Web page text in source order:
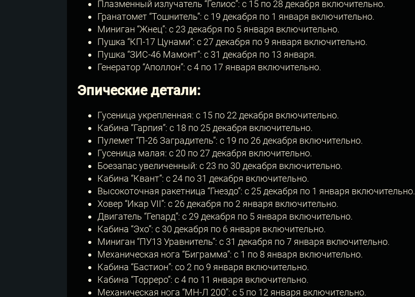
Плазменный излучатель “Гелиос”: с 15 по 28 декабря включительно.
Гранатомет “Тошнитель”: с 19 декабря по 1 января включительно.
Миниган “Жнец”: с 23 декабря по 5 января включительно.
Пушка “КП-17 Цунами”: с 27 декабря по 9 января включительно.
Пушка “ЗИС-46 Мамонт”: с 31 декабря по 13 января.
Генератор “Аполлон”: с 4 по 17 января включительно.
Эпические детали:
Гусеница укрепленная: с 15 по 22 декабря включительно.
Кабина “Гарпия”: с 18 по 25 декабря включительно.
Пулемет “П-26 Заградитель”: с 19 по 26 декабря включительно.
Гусеница малая: с 20 по 27 декабря включительно.
Боезапас увеличенный: с 23 по 30 декабря включительно.
Кабина “Квант”: с 24 по 31 декабря включительно.
Высокоточная ракетница “Гнездо”: с 25 декабря по 1 января включительно.
Ховер “Икар VII”: c 26 декабря по 2 января включительно.
Двигатель “Гепард”: с 29 декабря по 5 января включительно.
Кабина “Эхо”: с 30 декабря по 6 января включительно.
Миниган “ПУ13 Уравнитель”: с 31 декабря по 7 января включительно.
Механическая нога “Биграмма”: с 1 по 8 января включительно.
Кабина “Бастион”: со 2 по 9 января включительно.
Кабина “Торреро”: с 4 по 11 января включительно.
Механическая нога “МН-Л 200”: с 5 по 12 января включительно.